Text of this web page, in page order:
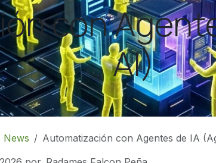
con
AI)
News
Automatización con Agentes de IA